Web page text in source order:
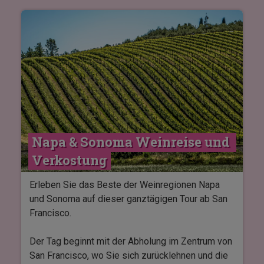
ikonische Highlights wie das Central Perk-Set
erleben – inklusive des bekannten
Brunnens – sowie die Szenografie ausThe Big
Bang Theory, dem Harry Potter und Fantastic
Beasts-Universum und DCs berühmten
Superhelden und Schurken.
Die Tour beginnt mit einer etwa einstündigen
geführten Besichtigung, danach haben Sie etwa
zwei Stunden Zeit, um das Gebiet auf eigene
Faust zu erkunden, einzukaufen und in einem der
vielen Themenrestaurants zu speisen.
Napa & Sonoma Weinreise und
Verkostung
Erleben Sie das Beste der Weinregionen Napa
und Sonoma auf dieser ganztägigen Tour ab San
Francisco.
Der Tag beginnt mit der Abholung im Zentrum von
San Francisco, wo Sie sich zurücklehnen und die